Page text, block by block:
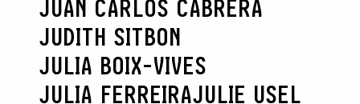
JUAN CARLOS CABRERA
JUDITH SITBON
JULIA BOIX-VIVES
JULIA FERREIRAJULIE USEL